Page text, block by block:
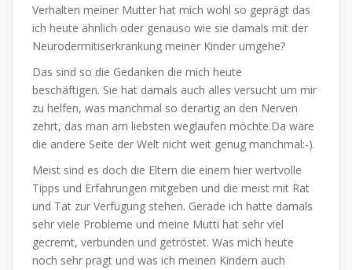
Verhalten meiner Mutter hat mich wohl so geprägt das
ich heute ähnlich oder genauso wie sie damals mit der
Neurodermitiserkrankung meiner Kinder umgehe?
Das sind so die Gedanken die mich heute
beschäftigen. Sie hat damals auch alles versucht um mir
zu helfen, was manchmal so derartig an den Nerven
zehrt, das man am liebsten weglaufen möchte.Da wäre
die andere Seite der Welt nicht weit genug manchmal:-).
Meist sind es doch die Eltern die einem hier wertvolle
Tipps und Erfahrungen mitgeben und die meist mit Rat
und Tat zur Verfügung stehen. Gerade ich hatte damals
sehr viele Probleme und meine Mutti hat sehr viel
gecremt, verbunden und getröstet. Was mich heute
noch sehr prägt und was ich meinen Kindern auch